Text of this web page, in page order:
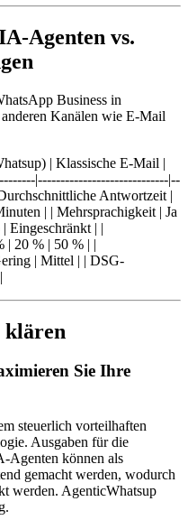
Agenten vs.
Business in
Kanälen wie E-Mail
| Klassische E-Mail |
|-----------------------------|--
Antwortzeit |
| | Mehrsprachigkeit | Ja
Eingeschränkt | |
| 20 % | 50 % | |
| Mittel | | DSG-
klären
Sie Ihre
steuerlich vorteilhaften
Ausgaben für die
Agenten können als
gemacht werden, wodurch
werden. AgenticWhatsup